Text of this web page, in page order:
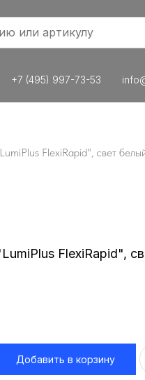
+7 (495) 997-73-53
FlexiRapid", свет
FlexiRapid",
Добавить в корзину